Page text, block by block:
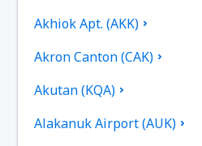
Akhiok Apt. (AKK)
Akron Canton (CAK)
Akutan (KQA)
Alakanuk Airport (AUK)